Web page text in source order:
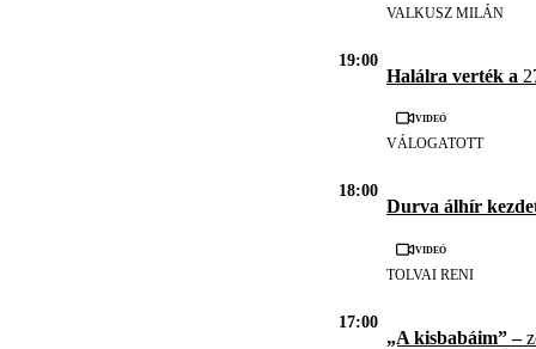
VALKUSZ MILÁN
19:00
Halálra verték a
Videó
VÁLOGATOTT
18:00
Durva álhír
Videó
TOLVAI RENI
17:00
„A kisbabáim” –